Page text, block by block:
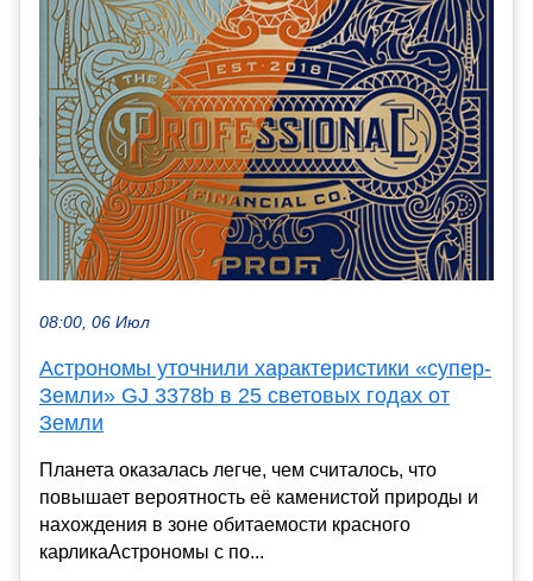
08:00, 06 Июл
Астрономы уточнили характеристики «супер-
Земли» GJ 3378b в 25 световых годах от
Земли
Планета оказалась легче, чем считалось, что
повышает вероятность её каменистой природы и
нахождения в зоне обитаемости красного
карликаАстрономы с по...